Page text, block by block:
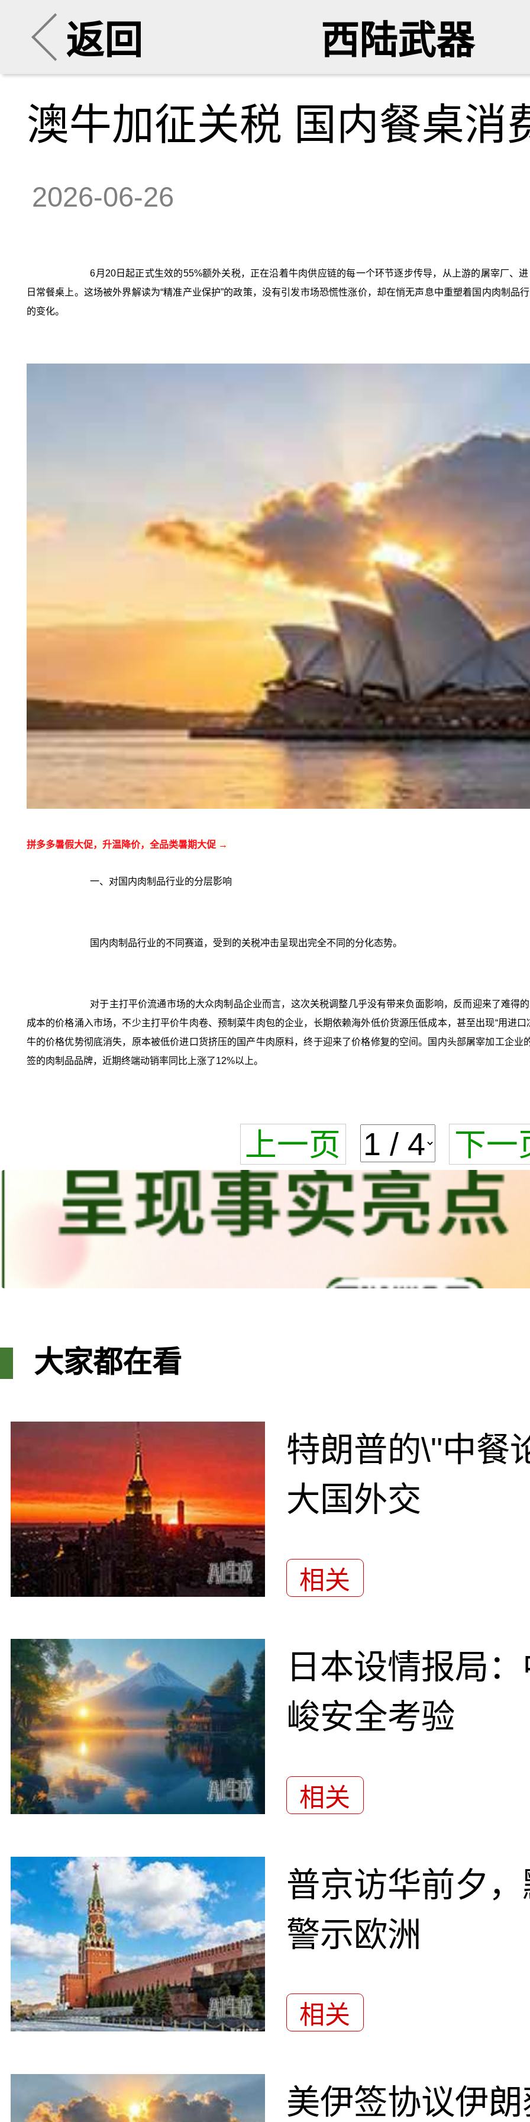
返回 西陆武器
澳牛加征关税 国内餐桌消
2026-06-26
6月20日起正式生效的55%额外关税，正在沿着牛肉供应链的每一个环节逐步传导，从上游的屠宰厂、
日常餐桌上。这场被外界解读为“精准产业保护”的政策，没有引发市场恐慌性涨价，却在悄无声息中重塑着国内肉制品
的变化。
拼多多暑假大促，升温降价，全品类暑期大促 →
一、对国内肉制品行业的分层影响
国内肉制品行业的不同赛道，受到的关税冲击呈现出完全不同的分化态势。
对于主打平价流通市场的大众肉制品企业而言，这次关税调整几乎没有带来负面影响，反而迎来了难得
成本的价格涌入市场，不少主打平价牛肉卷、预制菜牛肉包的企业，长期依赖海外低价货源压低成本，甚至出现“用进
牛的价格优势彻底消失，原本被低价进口货挤压的国产牛肉原料，终于迎来了价格修复的空间。国内头部屠宰加工企业
签的肉制品品牌，近期终端动销率同比上涨了12%以上。
上一页 下一
大家都在看
特朗普的\"中餐
大国外交
相关
日本设情报局
峻安全考验
相关
普京访华前夕
警示欧洲
相关
美伊签协议伊